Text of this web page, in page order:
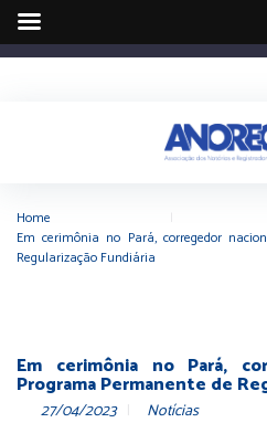
Home
Em cerimônia no Pará, corregedor
Regularização Fundiária
Em cerimônia no Pará,
Programa Permanente de
27/04/2023 Notícias